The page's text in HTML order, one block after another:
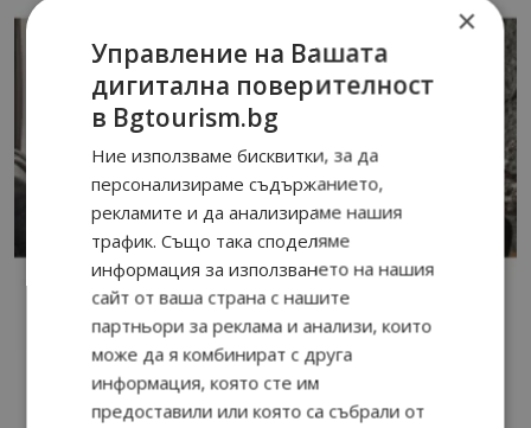
×
Управление на Вашата
дигитална поверителност
в Bgtourism.bg
Ние използваме бисквитки, за да
персонализираме съдържанието,
рекламите и да анализираме нашия
трафик. Също така споделяме
информация за използването на нашия
сайт от ваша страна с нашите
партньори за реклама и анализи, които
може да я комбинират с друга
информация, която сте им
предоставили или която са събрали от